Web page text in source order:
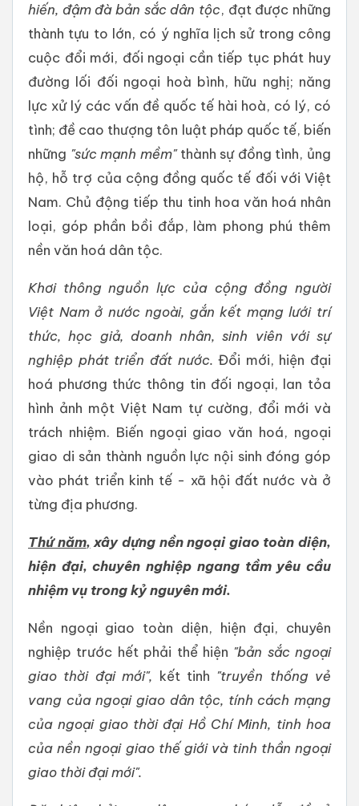
hiến, đậm đà bản sắc dân tộc, đạt được những
thành tựu to lớn, có ý nghĩa lịch sử trong công
cuộc đổi mới, đối ngoại cần tiếp tục phát huy
đường lối đối ngoại hoà bình, hữu nghị; năng
lực xử lý các vấn đề quốc tế hài hoà, có lý, có
tình; đề cao thượng tôn luật pháp quốc tế, biến
những "sức mạnh mềm"thành sự đồng tình, ủng
hộ, hỗ trợ của cộng đồng quốc tế đối với Việt
Nam. Chủ động tiếp thu tinh hoa văn hoá nhân
loại, góp phần bồi đắp, làm phong phú thêm
nền văn hoá dân tộc.
Khơi thông nguồn lực của cộng đồng người
Việt Nam ở nước ngoài, gắn kết mạng lướitrí
thức, học giả, doanh nhân, sinh viên với sự
nghiệp phát triển đất nước. Đổi mới, hiện đại
hoá phương thức thông tin đối ngoại, lan tỏa
hình ảnh một Việt Nam tự cường, đổi mới và
trách nhiệm. Biến ngoại giao văn hoá, ngoại
giao di sản thành nguồn lực nội sinh đóng góp
vào phát triển kinh tế - xã hội đất nước và ở
từng địa phương.
Thứ năm,xây dựng nền ngoại giao toàn diện,
hiện đại, chuyên nghiệp ngang tầm yêu cầu
nhiệm vụ trong kỷ nguyên mới.
Nền ngoại giao toàn diện, hiện đại, chuyên
nghiệp trước hết phải thể hiện "bản sắc ngoại
giao thời đại mới", kết tinh "truyền thống vẻ
vang của ngoại giao dân tộc, tính cách mạng
của ngoại giao thời đại Hồ Chí Minh, tinh hoa
của nền ngoại giao thế giới và tinh thần ngoại
giao thời đại mới".